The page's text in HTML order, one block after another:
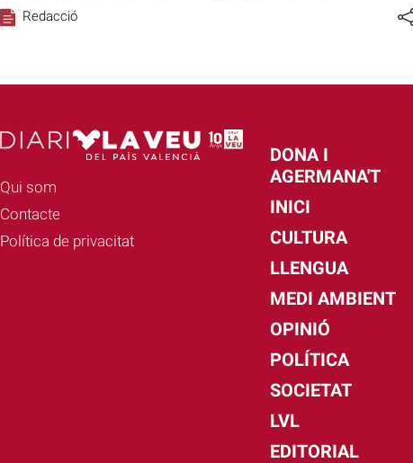
Redacció
Qui som
Contacte
Política de privacitat
DONA I
AGERMANA'T
INICI
CULTURA
LLENGUA
MEDI AMBIENT
OPINIÓ
POLÍTICA
SOCIETAT
LVL
EDITORIAL